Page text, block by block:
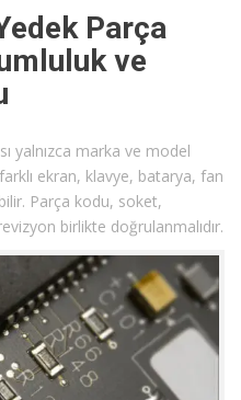
Parça
ve
yalnızca marka ve model
ekran, klavye, batarya, fan
Parça kodu, soket,
birlikte doğrulanmalıdır.